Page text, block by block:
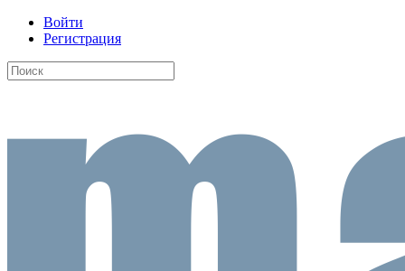
Войти
Регистрация